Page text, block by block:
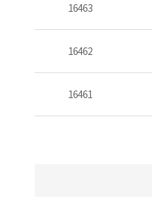
16463
16462
16461